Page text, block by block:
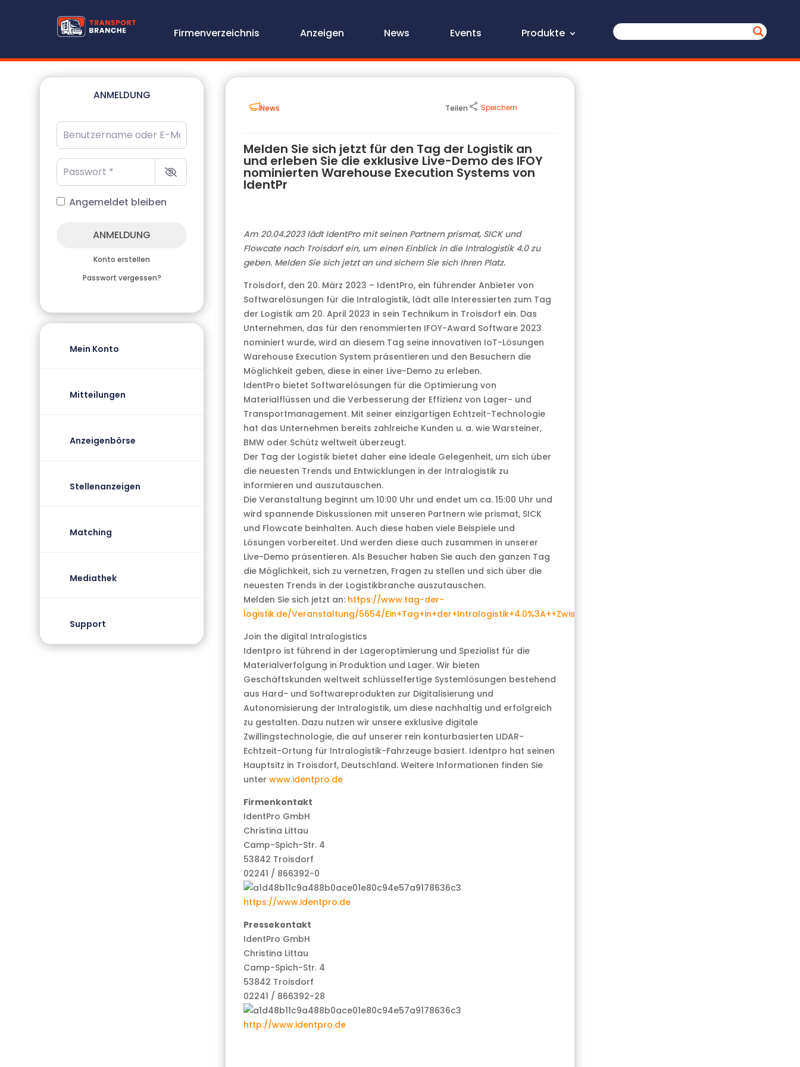
Firmenverzeichnis Anzeigen News Events Produkte
ANMELDUNG
Benutzername oder E-Mail-Adresse
Passwort
Angemeldet bleiben
ANMELDUNG
Konto erstellen
Passwort vergessen?
Mein Konto
Mitteilungen
Anzeigenbörse
Stellenanzeigen
Matching
Mediathek
Support
News Teilen Speichern
Melden Sie sich jetzt für den Tag der Logistik an
und erleben Sie die exklusive Live-Demo des IFOY
nominierten Warehouse Execution Systems von
IdentPr
Am 20.04.2023 lädt IdentPro mit seinen Partnern prismat, SICK und
Flowcate nach Troisdorf ein, um einen Einblick in die Intralogistik 4.0 zu
geben. Melden Sie sich jetzt an und sichern Sie sich Ihren Platz.
Troisdorf, den 20. März 2023 – IdentPro, ein führender Anbieter von
Softwarelösungen für die Intralogistik, lädt alle Interessierten zum Tag
der Logistik am 20. April 2023 in sein Technikum in Troisdorf ein. Das
Unternehmen, das für den renommierten IFOY-Award Software 2023
nominiert wurde, wird an diesem Tag seine innovativen IoT-Lösungen
Warehouse Execution System präsentieren und den Besuchern die
Möglichkeit geben, diese in einer Live-Demo zu erleben.
IdentPro bietet Softwarelösungen für die Optimierung von
Materialflüssen und die Verbesserung der Effizienz von Lager- und
Transportmanagement. Mit seiner einzigartigen Echtzeit-Technologie
hat das Unternehmen bereits zahlreiche Kunden u. a. wie Warsteiner,
BMW oder Schütz weltweit überzeugt.
Der Tag der Logistik bietet daher eine ideale Gelegenheit, um sich über
die neuesten Trends und Entwicklungen in der Intralogistik zu
informieren und auszutauschen.
Die Veranstaltung beginnt um 10:00 Uhr und endet um ca. 15:00 Uhr und
wird spannende Diskussionen mit unseren Partnern wie prismat, SICK
und Flowcate beinhalten. Auch diese haben viele Beispiele und
Lösungen vorbereitet. Und werden diese auch zusammen in unserer
Live-Demo präsentieren. Als Besucher haben Sie auch den ganzen Tag
die Möglichkeit, sich zu vernetzen, Fragen zu stellen und sich über die
neuesten Trends in der Logistikbranche auszutauschen.
Melden Sie sich jetzt an: https://www.tag-der-
logistik.de/Veranstaltung/5654/
Join the digital Intralogistics
Identpro ist führend in der Lageroptimierung und Spezialist für die
Materialverfolgung in Produktion und Lager. Wir bieten
Geschäftskunden weltweit schlüsselfertige Systemlösungen bestehend
aus Hard- und Softwareprodukten zur Digitalisierung und
Autonomisierung der Intralogistik, um diese nachhaltig und erfolgreich
zu gestalten. Dazu nutzen wir unsere exklusive digitale
Zwillingstechnologie, die auf unserer rein konturbasierten LIDAR-
Echtzeit-Ortung für Intralogistik-Fahrzeuge basiert. Identpro hat seinen
Hauptsitz in Troisdorf, Deutschland. Weitere Informationen finden Sie
unter www.identpro.de
Firmenkontakt
IdentPro GmbH
Christina Littau
Camp-Spich-Str. 4
53842 Troisdorf
02241 / 866392-0
https://www.identpro.de
Pressekontakt
IdentPro GmbH
Christina Littau
Camp-Spich-Str. 4
53842 Troisdorf
02241 / 866392-28
http://www.identpro.de